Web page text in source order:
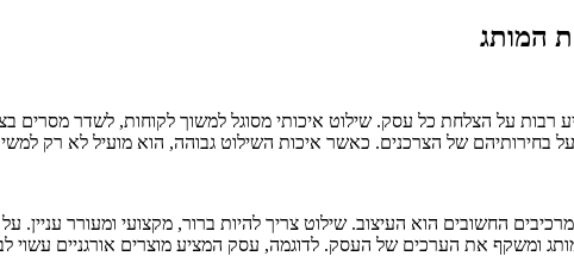
המותג
רבות על הצלחת כל עסק. שילוט איכותי מסוגל למשוך לקוחות, לשדר מסרים
בחירותיהם של הצרכנים. כאשר איכות השילוט גבוהה, הוא מועיל לא רק
החשובים הוא העיצוב. שילוט צריך להיות ברור, מקצועי ומעורר עניין.
ומשקף את הערכים של העסק. לדוגמה, עסק המציע מוצרים אורגניים עשוי